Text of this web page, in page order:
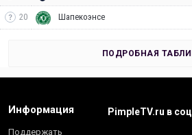
20 Шапекоэнсе
ПОДРОБНАЯ
Информация
Поддержать
PimpleTV.ru в